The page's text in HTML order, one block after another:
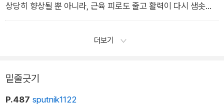
상당히 향상될 뿐 아니라, 근육 피로도 줄고 활력이 다시 샘솟는
효과도 있다.
_6장 엄마와 셰익스피어는 알고 있었다
더보기
밑줄긋기
P.487 sputnik1122